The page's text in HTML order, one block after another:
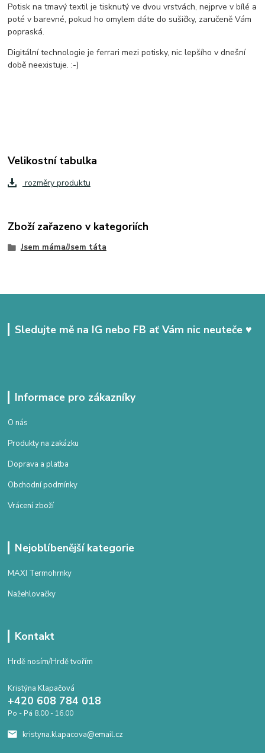
Potisk na tmavý textil je tisknutý ve dvou vrstvách, nejprve v bílé a
poté v barevné, pokud ho omylem dáte do sušičky, zaručeně Vám
popraská.
Digitální technologie je ferrari mezi potisky, nic lepšího v dnešní
době neexistuje. :-)
Velikostní tabulka
rozměry produktu
Zboží zařazeno v kategoriích
Jsem máma/Jsem táta
Sledujte mě na IG nebo FB ať Vám nic neuteče ♥
Informace pro zákazníky
O nás
Produkty na zakázku
Doprava a platba
Obchodní podmínky
Vrácení zboží
Nejoblíbenější kategorie
MAXI Termohrnky
Nažehlovačky
Kontakt
Hrdě nosím/Hrdě tvořím
Kristýna Klapačová
+420 608 784 018
Po - Pá 8.00 - 16.00
kristyna.klapacova@email.cz